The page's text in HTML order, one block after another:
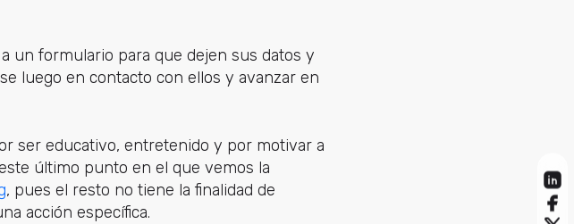
un formulario para que dejen sus datos y
luego en contacto con ellos y avanzar en
ser educativo, entretenido y por motivar a
último punto en el que vemos la
, pues el resto no tiene la finalidad de
acción específica.